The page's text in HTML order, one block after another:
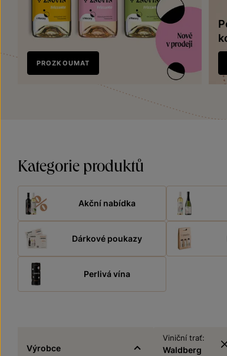
Nově
v prodeji
PROZKOUMAT
Kategorie produktů
Akční nabídka
Dárkové poukazy
Perlivá vína
Výrobce
Viniční trať:
Waldberg